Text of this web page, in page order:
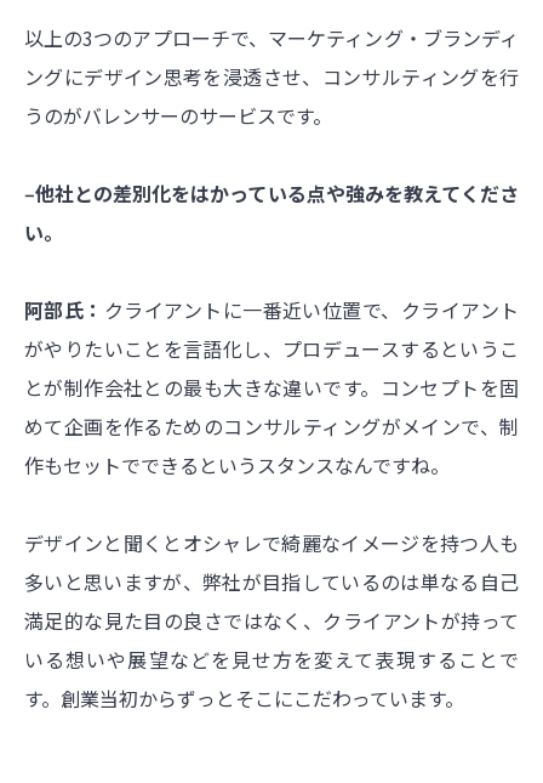
以上の3つのアプローチで、マーケティング・ブランディ
ングにデザイン思考を浸透させ、コンサルティングを行
うのがバレンサーのサービスです。
‒他社との差別化をはかっている点や強みを教えてくださ
い。
阿部氏： クライアントに一番近い位置で、クライアント
がやりたいことを言語化し、プロデュースするというこ
とが制作会社との最も大きな違いです。コンセプトを固
めて企画を作るためのコンサルティングがメインで、制
作もセットでできるというスタンスなんですね。
デザインと聞くとオシャレで綺麗なイメージを持つ人も
多いと思いますが、弊社が目指しているのは単なる自己
満足的な見た目の良さではなく、クライアントが持って
いる想いや展望などを見せ方を変えて表現することで
す。創業当初からずっとそこにこだわっています。